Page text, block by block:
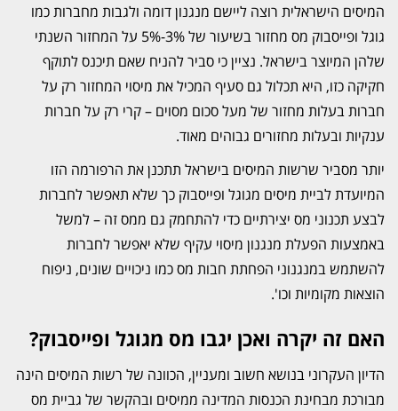
המיסים הישראלית רוצה ליישם מנגנון דומה ולגבות מחברות כמו
גוגל ופייסבוק מס מחזור בשיעור של 3%-5% על המחזור השנתי
שלהן המיוצר בישראל. נציין כי סביר להניח שאם תיכנס לתוקף
חקיקה כזו, היא תכלול גם סעיף המכיל את מיסוי המחזור רק על
חברות בעלות מחזור של מעל סכום מסוים – קרי רק על חברות
ענקיות ובעלות מחזורים גבוהים מאוד.
יותר מסביר שרשות המיסים בישראל תתכנן את הרפורמה הזו
המיועדת לביית מיסים מגוגל ופייסבוק כך שלא תאפשר לחברות
לבצע תכנוני מס יצירתיים כדי להתחמק גם ממס זה – למשל
באמצעות הפעלת מנגנון מיסוי עקיף שלא יאפשר לחברות
להשתמש במנגנוני הפחתת חבות מס כמו ניכויים שונים, ניפוח
הוצאות מקומיות וכו'.
האם זה יקרה ואכן יגבו מס מגוגל ופייסבוק?
הדיון העקרוני בנושא חשוב ומעניין, הכוונה של רשות המיסים הינה
מבורכת מבחינת הכנסות המדינה ממיסים ובהקשר של גביית מס